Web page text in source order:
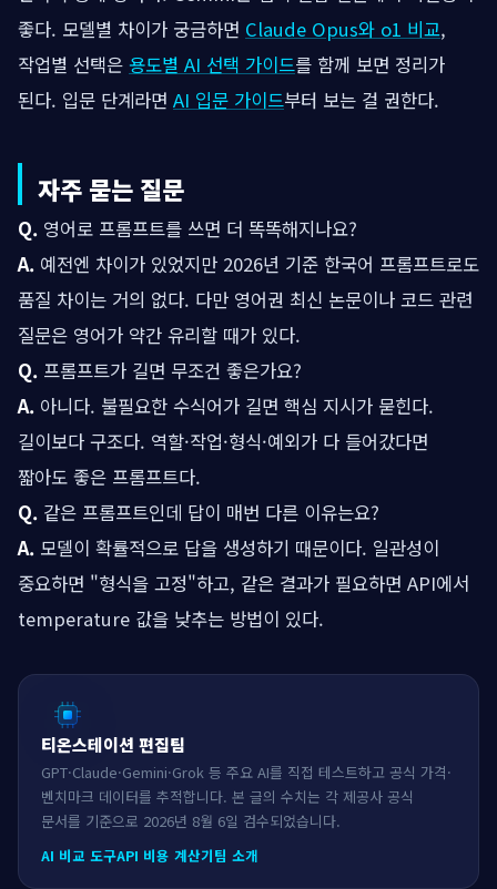
좋다. 모델별 차이가 궁금하면 Claude Opus와 o1 비교,
작업별 선택은 용도별 AI 선택 가이드를 함께 보면 정리가
된다. 입문 단계라면 AI 입문 가이드부터 보는 걸 권한다.
자주 묻는 질문
Q. 영어로 프롬프트를 쓰면 더 똑똑해지나요?
A. 예전엔 차이가 있었지만 2026년 기준 한국어 프롬프트로도
품질 차이는 거의 없다. 다만 영어권 최신 논문이나 코드 관련
질문은 영어가 약간 유리할 때가 있다.
Q. 프롬프트가 길면 무조건 좋은가요?
A. 아니다. 불필요한 수식어가 길면 핵심 지시가 묻힌다.
길이보다 구조다. 역할·작업·형식·예외가 다 들어갔다면
짧아도 좋은 프롬프트다.
Q. 같은 프롬프트인데 답이 매번 다른 이유는요?
A. 모델이 확률적으로 답을 생성하기 때문이다. 일관성이
중요하면 "형식을 고정"하고, 같은 결과가 필요하면 API에서
temperature 값을 낮추는 방법이 있다.
티온스테이션 편집팀
GPT·Claude·Gemini·Grok 등 주요 AI를 직접 테스트하고 공식 가격·
벤치마크 데이터를 추적합니다. 본 글의 수치는 각 제공사 공식
문서를 기준으로 2026년 8월 6일 검수되었습니다.
AI 비교 도구API 비용 계산기팀 소개